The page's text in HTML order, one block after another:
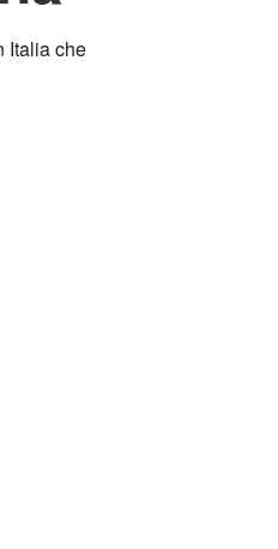
Italia che